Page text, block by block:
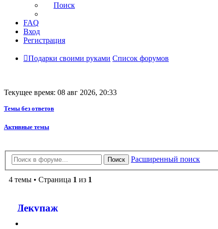
Поиск
FAQ
Вход
Регистрация
Подарки своими руками Список форумов
Текущее время: 08 авг 2026, 20:33
Темы без ответов
Активные темы
Поиск Расширенный поиск
4 темы • Страница 1 из 1
Декупаж